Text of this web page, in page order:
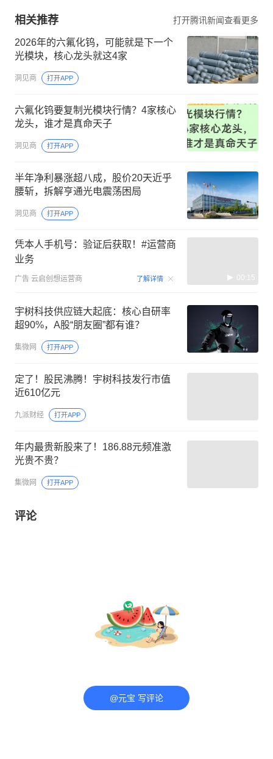
相关推荐 打开腾讯新闻查看更多
2026年的六氟化钨，可能就是下一个
光模块，核心龙头就这4家​​
洞见商 打开APP
六氟化钨要复制光模块行情？4家核心
龙头，谁才是真命天子
洞见商 打开APP
半年净利暴涨超八成，股价20天近乎
腰斩，拆解亨通光电震荡困局
洞见商 打开APP
凭本人手机号：验证后获取！#运营商
业务
广告 云启创想运营商 了解详情 00:15
宇树科技供应链大起底：核心自研率
超90%，A股“朋友圈”都有谁？
集微网 打开APP
定了！股民沸腾！宇树科技发行市值
近610亿元
九派财经 打开APP
年内最贵新股来了！186.88元频准激
光贵不贵？
集微网 打开APP
评论
@元宝 写评论